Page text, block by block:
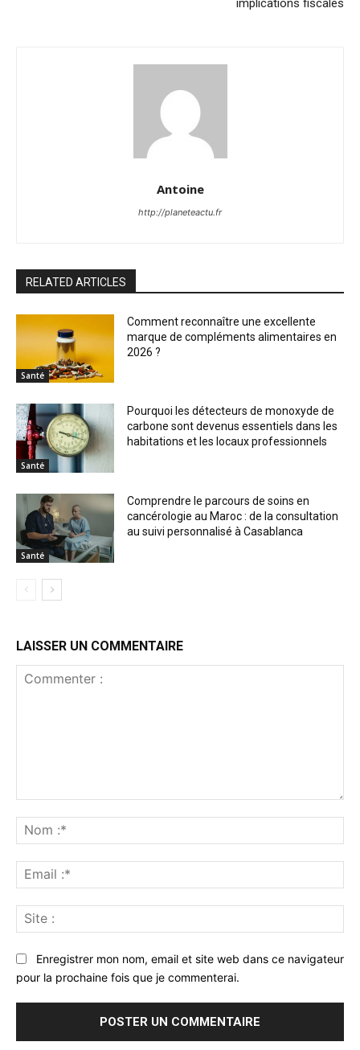
implications fiscales
Antoine
http://planeteactu.fr
RELATED ARTICLES
Santé
Comment reconnaître une excellente
marque de compléments alimentaires en
2026 ?
Santé
Pourquoi les détecteurs de monoxyde de
carbone sont devenus essentiels dans les
habitations et les locaux professionnels
Santé
Comprendre le parcours de soins en
cancérologie au Maroc : de la consultation
au suivi personnalisé à Casablanca
LAISSER UN COMMENTAIRE
:*
:*
:
Enregistrer mon nom, email et site web dans ce navigateur
pour la prochaine fois que je commenterai.